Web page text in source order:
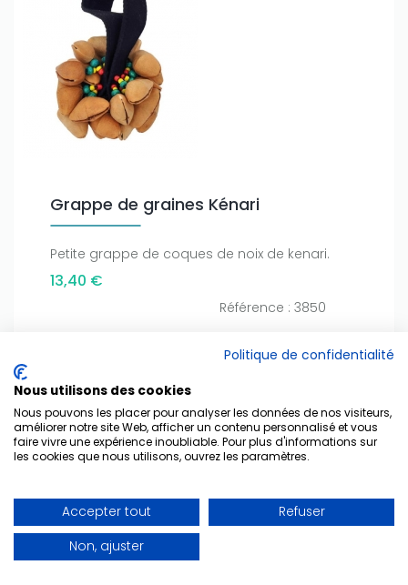
Grappe de graines Kénari
Petite grappe de coques de noix de kenari.
13,40 €
Référence : 3850
Début Précédent 9 10
12
13 14 15 Suivant
Politique de confidentialité
Nous utilisons des cookies
Nous pouvons les placer pour analyser les données de nos visiteurs,
améliorer notre site Web, afficher un contenu personnalisé et vous
faire vivre une expérience inoubliable. Pour plus d'informations sur
les cookies que nous utilisons, ouvrez les paramètres.
Accepter tout
Refuser
Non, ajuster